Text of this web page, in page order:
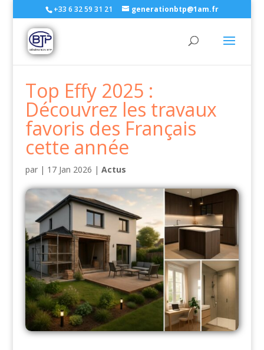
+33 6 32 59 31 21 generationbtp@1am.fr
Top Effy 2025 :
Découvrez les travaux
favoris des Français
cette année
par | 17 Jan 2026 | Actus